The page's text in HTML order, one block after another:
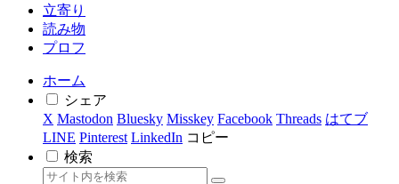
立寄り
読み物
プロフ
ホーム
シェア
X Mastodon Bluesky Misskey Facebook Threads はてブ
LINE Pinterest LinkedIn コピー
検索